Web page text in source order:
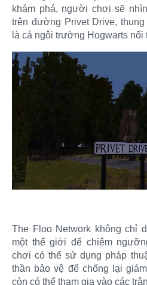
khám phá, người chơi sẽ
trên đường Privet Drive,
là cả ngôi trường Hogwarts nổi
The Floo Network không chỉ
một thế giới để chiêm
chơi có thể sử dụng pháp
thần bảo vệ để chống lại
còn có thể tham gia vào các